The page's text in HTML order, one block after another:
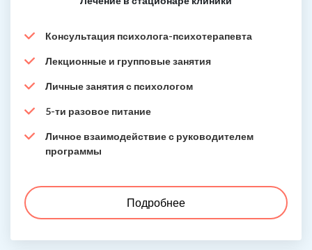
Консультация психолога-психотерапевта
Лекционные и групповые занятия
Личные занятия с психологом
5-ти разовое питание
Личное взаимодействие с руководителем
программы
Подробнее